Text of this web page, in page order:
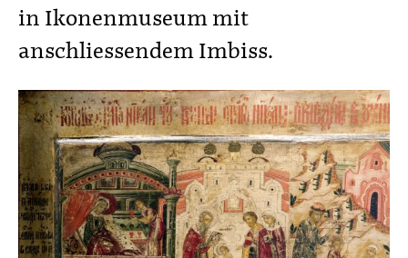
in Ikonenmuseum mit
anschliessendem Imbiss.